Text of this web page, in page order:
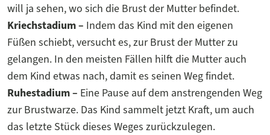
will ja sehen, wo sich die Brust der Mutter befindet.
Kriechstadium – Indem das Kind mit den eigenen
Füßen schiebt, versucht es, zur Brust der Mutter zu
gelangen. In den meisten Fällen hilft die Mutter auch
dem Kind etwas nach, damit es seinen Weg findet.
Ruhestadium – Eine Pause auf dem anstrengenden Weg
zur Brustwarze. Das Kind sammelt jetzt Kraft, um auch
das letzte Stück dieses Weges zurückzulegen.